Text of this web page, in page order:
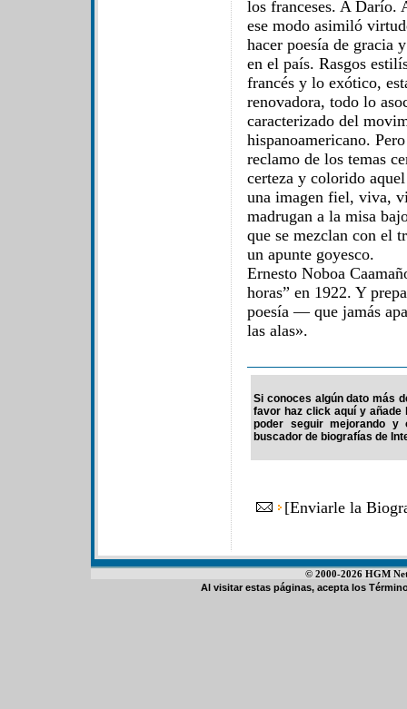
los franceses. A Darío.
ese modo asimiló
hacer poesía de gracia
en el país. Rasgos
francés y lo exótico,
renovadora, todo lo
caracterizado del
hispanoamericano.
reclamo de los temas
certeza y colorido
una imagen fiel, viva,
madrugan a la misa
que se mezclan con el
un apunte goyesco.
Ernesto Noboa
horas” en 1922. Y
poesía — que jamás
las alas».
Si conoces algún dato más
favor haz click aquí y
poder seguir mejorando y
buscador de biografías de
[Enviarle la
© 2000-2026 HGM
Al visitar estas páginas, acepta los